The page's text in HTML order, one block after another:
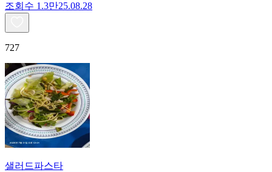
조회수 1.3만25.08.28
727
샐러드파스타